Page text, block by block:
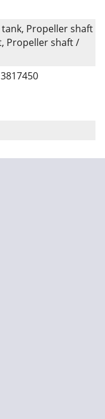
tank, Propeller shaft
Propeller shaft /